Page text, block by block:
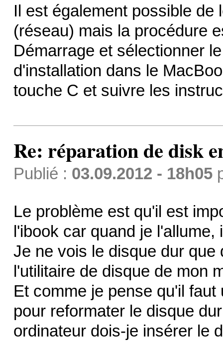
Il est également possible de
(réseau) mais la procédure
Démarrage et sélectionner
d'installation dans le
touche C et suivre les
Re: réparation de disk
Publié : 03.09.2012 - 18h05
Le problème est qu'il est
l'ibook car quand je
Je ne vois le disque dur
l'utilitaire de disque de mon
Et comme je pense qu'il
pour reformater le disque
ordinateur dois-je insérer le